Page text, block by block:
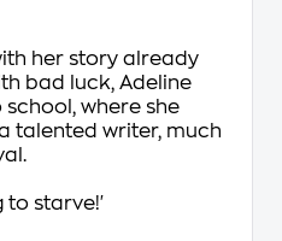
her story already
bad luck, Adeline
where she
talented writer, much
to starve!'